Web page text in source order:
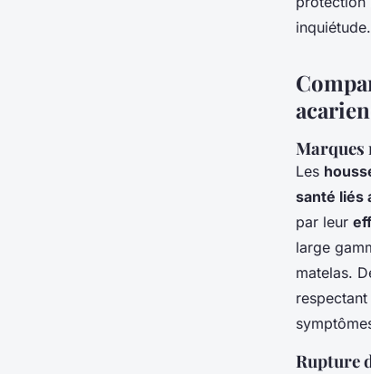
inquiétude.
Marques
Les
santé liés
par leur
large
matelas.
Rupture